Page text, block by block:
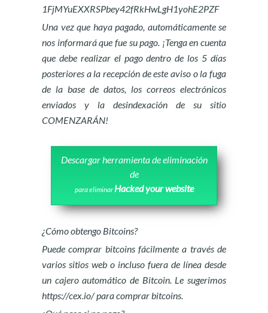
1FjMYuEXXRSPbey42fRkHwLgH1yohE2PZF
Una vez que haya pagado, automáticamente se
nos informará que fue su pago. ¡Tenga en cuenta
que debe realizar el pago dentro de los 5 días
posteriores a la recepción de este aviso o la fuga
de la base de datos, los correos electrónicos
enviados y la desindexación de su sitio
COMENZARÁN!
Descargar herramienta de eliminación
de
para eliminarHacked your website
¿Cómo obtengo Bitcoins?
Puede comprar bitcoins fácilmente a través de
varios sitios web o incluso fuera de línea desde
un cajero automático de Bitcoin. Le sugerimos
https://cex.io/ para comprar bitcoins.